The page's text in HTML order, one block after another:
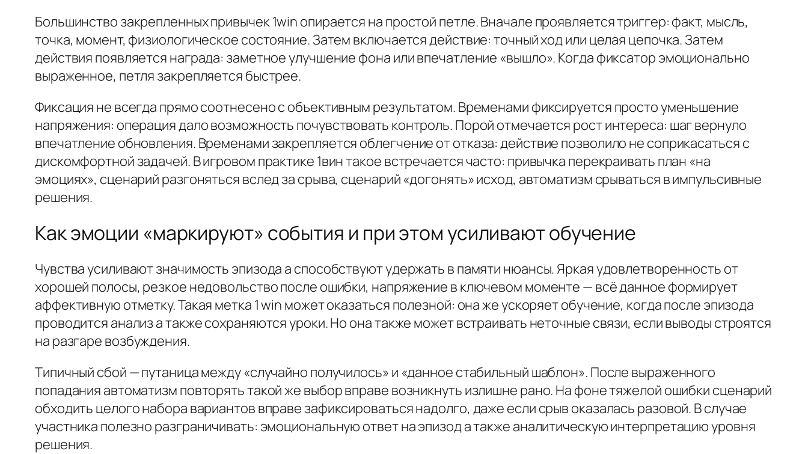
Большинство закрепленных привычек 1win опирается на простой петле. Вначале проявляется триггер: факт, мысль,
точка, момент, физиологическое состояние. Затем включается действие: точный ход или целая цепочка. Затем
действия появляется награда: заметное улучшение фона или впечатление «вышло». Когда фиксатор эмоционально
выраженное, петля закрепляется быстрее.
Фиксация не всегда прямо соотнесено с объективным результатом. Временами фиксируется просто уменьшение
напряжения: операция дало возможность почувствовать контроль. Порой отмечается рост интереса: шаг вернуло
впечатление обновления. Временами закрепляется облегчение от отказа: действие позволило не соприкасаться с
дискомфортной задачей. В игровом практике 1вин такое встречается часто: привычка перекраивать план «на
эмоциях», сценарий разгоняться вслед за срыва, сценарий «догонять» исход, автоматизм срываться в импульсивные
решения.
Как эмоции «маркируют» события и при этом усиливают обучение
Чувства усиливают значимость эпизода а способствуют удержать в памяти нюансы. Яркая удовлетворенность от
хорошей полосы, резкое недовольство после ошибки, напряжение в ключевом моменте — всё данное формирует
аффективную отметку. Такая метка 1 win может оказаться полезной: она же ускоряет обучение, когда после эпизода
проводится анализ а также сохраняются уроки. Но она также может встраивать неточные связи, если выводы строятся
на разгаре возбуждения.
Типичный сбой — путаница между «случайно получилось» и «данное стабильный шаблон». После выраженного
попадания автоматизм повторять такой же выбор вправе возникнуть излишне рано. На фоне тяжелой ошибки сценарий
обходить целого набора вариантов вправе зафиксироваться надолго, даже если срыв оказалась разовой. В случае
участника полезно разграничивать: эмоциональную ответ на эпизод а также аналитическую интерпретацию уровня
решения.